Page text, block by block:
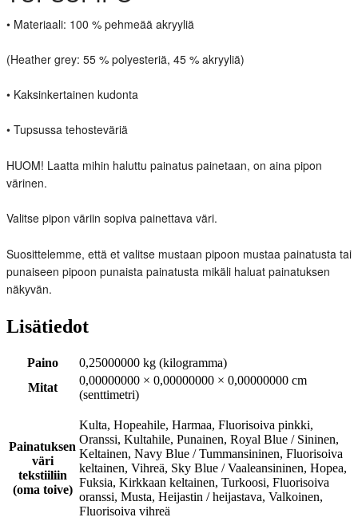
• Materiaali: 100 % pehmeää akryyliä
(Heather grey: 55 % polyesteriä, 45 % akryyliä)
• Kaksinkertainen kudonta
• Tupsussa tehosteväriä
HUOM! Laatta mihin haluttu painatus painetaan, on aina pipon
värinen.
Valitse pipon väriin sopiva painettava väri.
Suosittelemme, että et valitse mustaan pipoon mustaa painatusta tai
punaiseen pipoon punaista painatusta mikäli haluat painatuksen
näkyvän.
Lisätiedot
Paino
0,25000000 kg (kilogramma)
Mitat
0,00000000 × 0,00000000 × 0,00000000 cm
(senttimetri)
Painatuksen
väri
tekstiiliin
(oma toive)
Kulta, Hopeahile, Harmaa, Fluorisoiva pinkki,
Oranssi, Kultahile, Punainen, Royal Blue / Sininen,
Keltainen, Navy Blue / Tummansininen, Fluorisoiva
keltainen, Vihreä, Sky Blue / Vaaleansininen, Hopea,
Fuksia, Kirkkaan keltainen, Turkoosi, Fluorisoiva
oranssi, Musta, Heijastin / heijastava, Valkoinen,
Fluorisoiva vihreä